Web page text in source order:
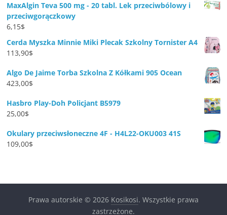
MaxAlgin Teva 500 mg - 20 tabl. Lek przeciwbólowy i
przeciwgorączkowy
6,15$
Cerda Myszka Minnie Miki Plecak Szkolny Tornister A4
113,90$
Algo De Jaime Torba Szkolna Z Kółkami 905 Ocean
423,00$
Hasbro Play-Doh Policjant B5979
25,00$
Okulary przeciwsłoneczne 4F - H4L22-OKU003 41S
109,00$
Prawa autorskie © 2026 Kosikosi. Wszystkie prawa
zastrzeżone.